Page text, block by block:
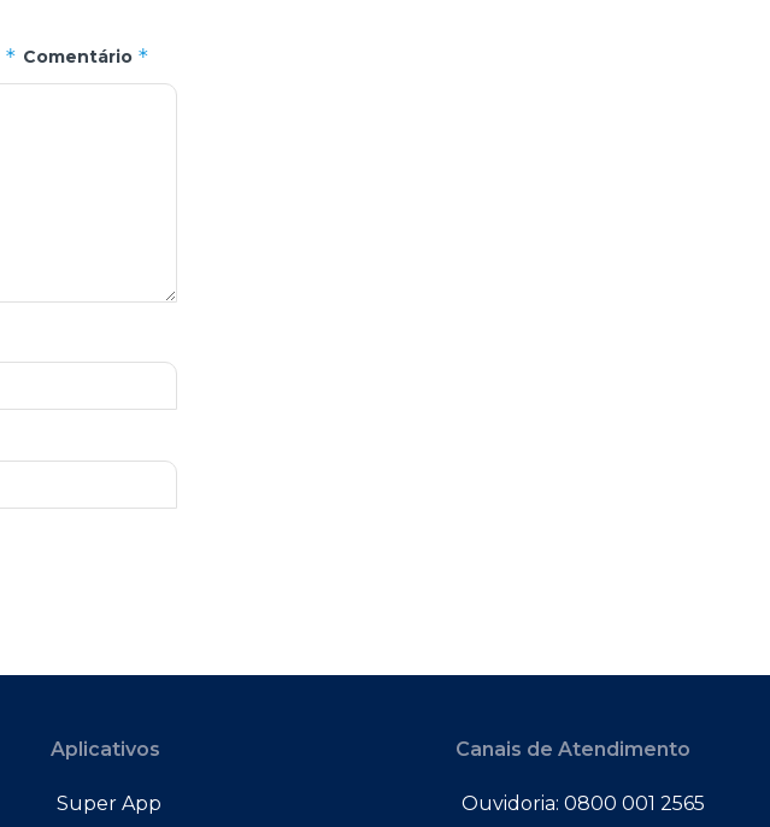
* Comentário *
Aplicativos
Super App
Canais de Atendimento
Ouvidoria: 0800 001 2565